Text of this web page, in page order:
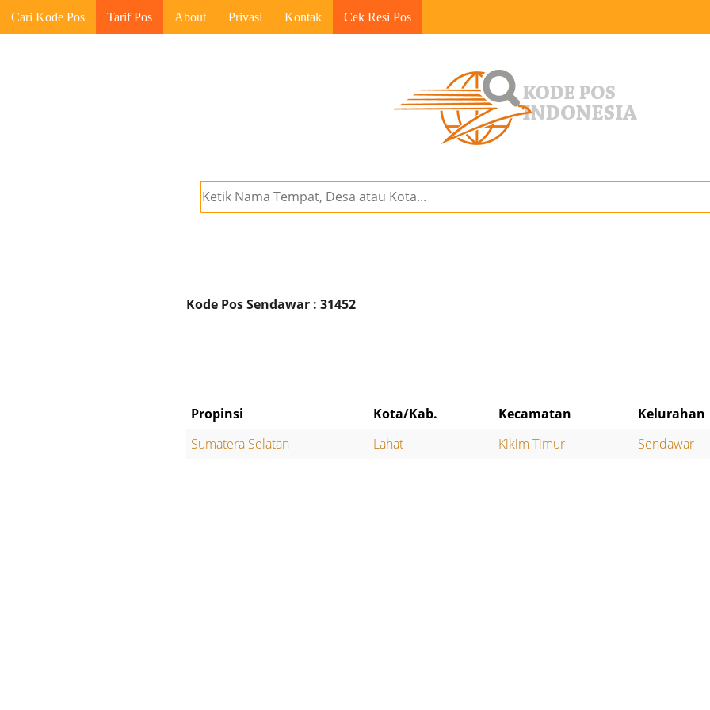
Cari Kode Pos Tarif Pos About Privasi Kontak Cek Resi Pos
Kode Pos Sendawar : 31452
Propinsi Kota/Kab. Kecamatan
Kelurahan
Sumatera Selatan
Lahat Kikim Timur Sendawar